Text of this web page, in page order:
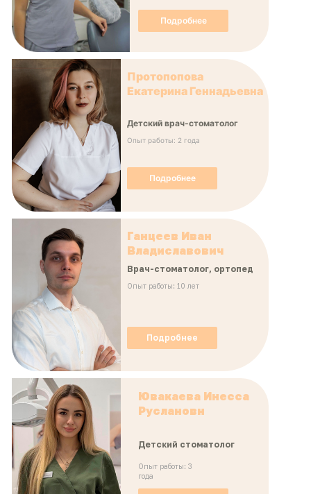
Подробнее
Протопопова
Екатерина Геннадьевна
Детский врач-стоматолог
Опыт работы: 2 года
Подробнее
Ганцеев Иван
Владиславович
Врач-стоматолог, ортопед
Опыт работы: 10 лет
Подробнее
Ювакаева Инесса
Руслановн
Детский стоматолог
Опыт работы: 3
года